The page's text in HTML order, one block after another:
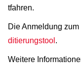
tfahren.
Die Anmeldung
ditierungstool .
Weitere